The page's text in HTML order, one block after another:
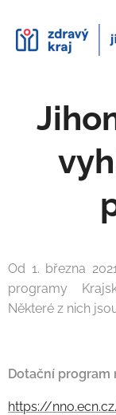
Od 1. března
programy
Některé z nich
Dotační program
https://